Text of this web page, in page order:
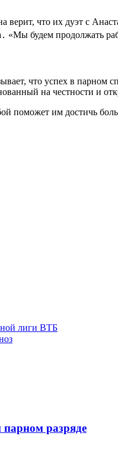
что их дуэт с
«Мы будем продолжать
что успех в парном
на честности и
поможет им достичь
лиги ВТБ
разряде